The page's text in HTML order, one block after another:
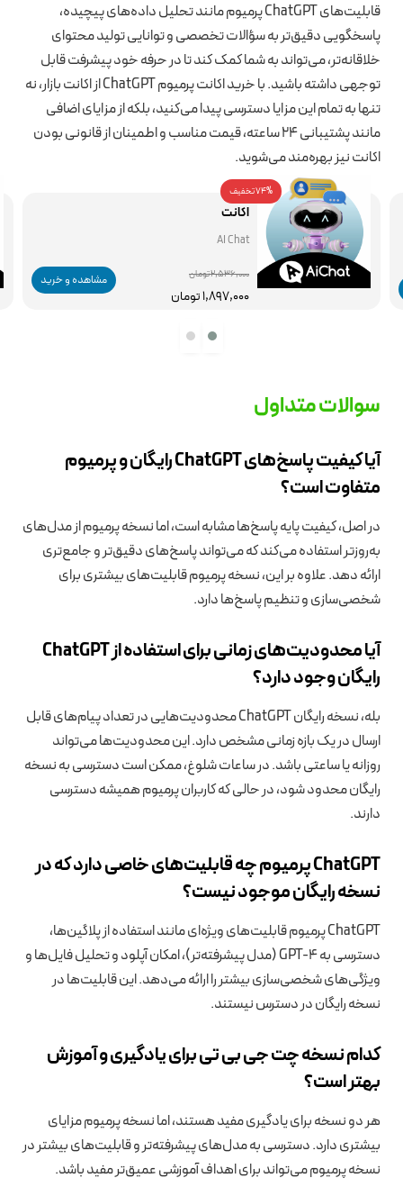
قابلیت‌های ChatGPT پرمیوم مانند تحلیل داده‌های پیچیده،
پاسخگویی دقیق‌تر به سؤالات تخصصی و توانایی تولید محتوای
خلاقانه‌تر، می‌تواند به شما کمک کند تا در حرفه خود پیشرفت قابل
توجهی داشته باشید. با خرید اکانت پرمیوم ChatGPT از اکانت بازار، نه
تنها به تمام این مزایا دسترسی پیدا می‌کنید، بلکه از مزایای اضافی
مانند پشتیبانی 24 ساعته، قیمت مناسب و اطمینان از قانونی بودن
اکانت نیز بهره‌مند می‌شوید.
74% تخفیف
اکانت
AI Chat
2,536,000 تومان
1,897,000 تومان
مشاهده و خرید
سوالات متداول
آیا کیفیت پاسخ‌های ChatGPT رایگان و پرمیوم
متفاوت است؟
در اصل، کیفیت پایه پاسخ‌ها مشابه است، اما نسخه پرمیوم از مدل‌های
به‌روزتر استفاده می‌کند که می‌تواند پاسخ‌های دقیق‌تر و جامع‌تری
ارائه دهد. علاوه بر این، نسخه پرمیوم قابلیت‌های بیشتری برای
شخصی‌سازی و تنظیم پاسخ‌ها دارد.
آیا محدودیت‌های زمانی برای استفاده از ChatGPT
رایگان وجود دارد؟
بله، نسخه رایگان ChatGPT محدودیت‌هایی در تعداد پیام‌های قابل
ارسال در یک بازه زمانی مشخص دارد. این محدودیت‌ها می‌تواند
روزانه یا ساعتی باشد. در ساعات شلوغ، ممکن است دسترسی به نسخه
رایگان محدود شود، در حالی که کاربران پرمیوم همیشه دسترسی
دارند.
ChatGPT پرمیوم چه قابلیت‌های خاصی دارد که در
نسخه رایگان موجود نیست؟
ChatGPT پرمیوم قابلیت‌های ویژه‌ای مانند استفاده از پلاگین‌ها،
دسترسی به GPT-4 (مدل پیشرفته‌تر)، امکان آپلود و تحلیل فایل‌ها و
ویژگی‌های شخصی‌سازی بیشتر را ارائه می‌دهد. این قابلیت‌ها در
نسخه رایگان در دسترس نیستند.
کدام نسخه چت جی بی تی برای یادگیری و آموزش
بهتر است؟
هر دو نسخه برای یادگیری مفید هستند، اما نسخه پرمیوم مزایای
بیشتری دارد. دسترسی به مدل‌های پیشرفته‌تر و قابلیت‌های بیشتر در
نسخه پرمیوم می‌تواند برای اهداف آموزشی عمیق‌تر مفید باشد.